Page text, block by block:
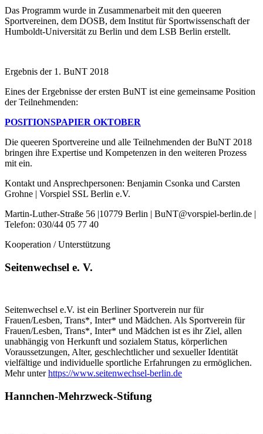
Das Programm wurde in Zusammenarbeit mit den queeren
Sportvereinen, dem DOSB, dem Institut für Sportwissenschaft der
Humboldt-Universität zu Berlin und dem LSB Berlin erstellt.
Ergebnis der 1. BuNT 2018
Eines der Ergebnisse der ersten BuNT ist eine gemeinsame Position
der Teilnehmenden:
POSITIONSPAPIER OKTOBER
Die queeren Sportvereine und alle Teilnehmenden der BuNT 2018
bringen ihre Expertise und Kompetenzen in den weiteren Prozess
mit ein.
Kontakt und Ansprechpersonen: Benjamin Csonka und Carsten
Grohne | Vorspiel SSL Berlin e.V.
Martin-Luther-Straße 56 |10779 Berlin | BuNT@vorspiel-berlin.de |
Telefon: 030/44 05 77 40
Kooperation / Unterstützung
Seitenwechsel e. V.
Seitenwechsel e.V. ist ein Berliner Sportverein nur für
Frauen/Lesben, Trans*, Inter* und Mädchen. Als Sportverein für
Frauen/Lesben, Trans*, Inter* und Mädchen ist es ihr Ziel, allen
unabhängig von Herkunft und sozialem Status, körperlichen
Voraussetzungen, Alter, geschlechtlicher und sexueller Identität
vielfältige und individuelle sportliche Erfahrungen zu ermöglichen.
Mehr unterhttps://www.seitenwechsel-berlin.de
Hannchen-Mehrzweck-Stifung